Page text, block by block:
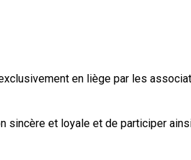
en liège par les
sincère et loyale et de participer